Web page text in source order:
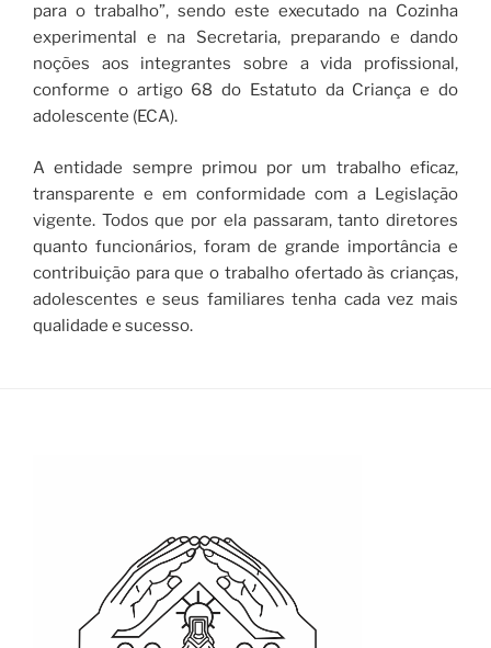
para o trabalho”, sendo este executado na Cozinha
experimental e na Secretaria, preparando e dando
noções aos integrantes sobre a vida profissional,
conforme o artigo 68 do Estatuto da Criança e do
adolescente (ECA).
A entidade sempre primou por um trabalho eficaz,
transparente e em conformidade com a Legislação
vigente. Todos que por ela passaram, tanto diretores
quanto funcionários, foram de grande importância e
contribuição para que o trabalho ofertado às crianças,
adolescentes e seus familiares tenha cada vez mais
qualidade e sucesso.